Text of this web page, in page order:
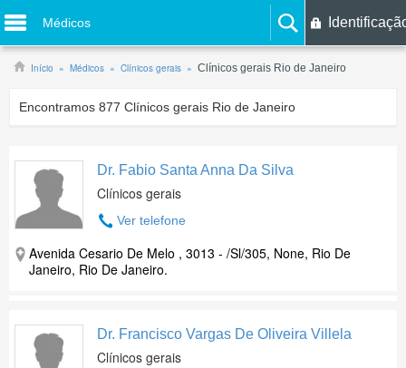
Médicos
Início Médicos Clínicos gerais Clínicos gerais Rio de Janeiro
Encontramos 877 Clínicos gerais Rio de Janeiro
Dr. Fabio Santa Anna Da Silva
Clínicos gerais
Ver telefone
Avenida Cesario De Melo , 3013 - /Sl/305, None, Rio De
Janeiro, Rio De Janeiro.
Dr. Francisco Vargas De Oliveira Villela
Clínicos gerais